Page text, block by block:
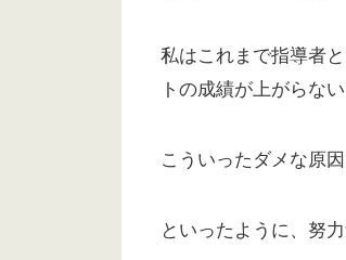
私はこれまで指導者
トの成績が上がらな
こういったダメな原
といったように、努